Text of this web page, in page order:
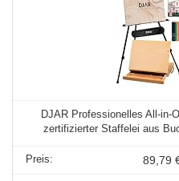
DJAR Professionelles All-in-
zertifizierter Staffelei aus
89,79